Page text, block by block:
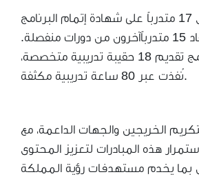
وكشف عن حصول 17 متدرباً على شهادة إتمام البرنامج
الكامل، بينما استفاد 15 متدرباًآخرون من دورات منفصلة.
وتضمن البرنامج تقديم 18 حقيبة تدريبية متخصصة،
نُفذت عبر 80 ساعة تدريبية مكثفة.
الخريجين والجهات الداعمة، مع
هذه المبادرات لتعزيز المحتوى
بما يخدم مستهدفات رؤية المملكة